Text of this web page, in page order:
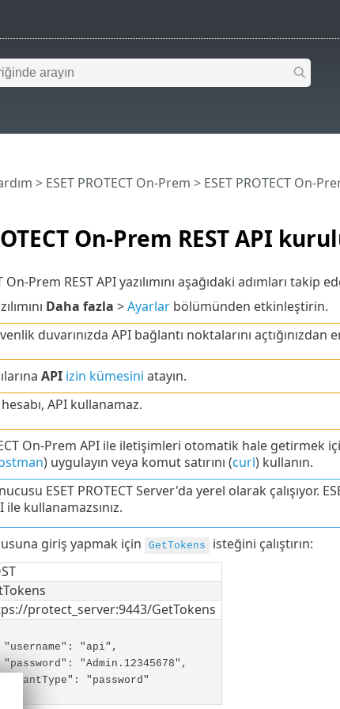
On-Prem REST API
> ESET PROTECT On-Prem > ESET PROTECT On-
On-Prem REST API yazılımını aşağıdaki adımları takip
Daha fazla >Ayarlarbölümünden etkinleştirin.
duvarınızda API bağlantı noktalarını açtığınızdan
API izin kümesini atayın.
API kullanamaz.
On-Prem API ile iletişimleri otomatik hale getirmek
) uygulayın veya komut satırını (curl) kullanın.
ESET PROTECT Server'da yerel olarak çalışıyor.
ile kullanamazsınız.
giriş yapmak için GetTokens
isteğini çalıştırın:
protect_server:9443/GetTokens
"username": "api",
"password": "Admin.12345678",
"grantType": "password"